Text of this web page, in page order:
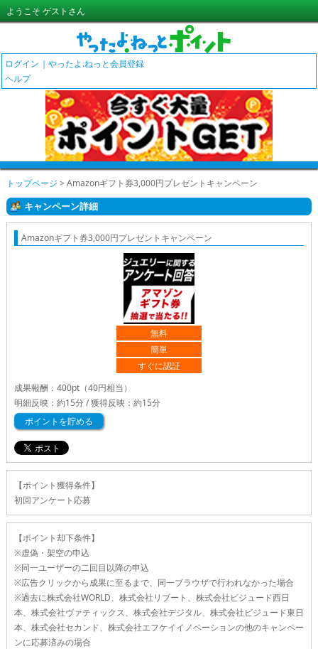
ようこそ ゲストさん
ログイン
やったよ.ねっと会員登録
ヘルプ
トップページ > Amazonギフト券3,000円プレゼントキャンペーン
キャンペーン詳細
Amazonギフト券3,000円プレゼントキャンペーン
無料
簡単
すぐに認証
成果報酬： 400pt（40円相当）
明細反映：約15分 / 獲得反映：約15分
ポイントを貯める
【ポイント獲得条件】
初回アンケート応募
【ポイント却下条件】
※虚偽・架空の申込
※同一ユーザーの二回目以降の申込
※広告クリックから成果に至るまで、同一ブラウザで行われなかった場合
※過去に株式会社WORLD、株式会社リブート、株式会社ビジュード西日
本、株式会社ヴァティックス、株式会社デジタル、株式会社ビジュード東日
本、株式会社セカンド、株式会社エフケイイノベーションの他のキャンペー
ンに応募済みの場合